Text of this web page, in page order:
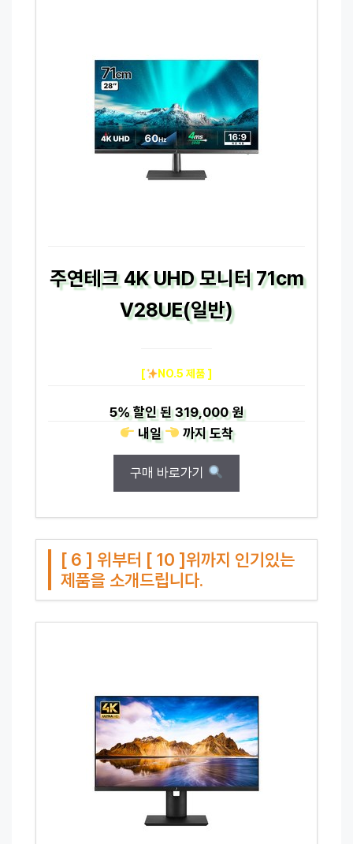
주연테크 4K UHD 모니터 71cm
V28UE(일반)
[ NO.5 제품 ]
5%할인 된319,000 원
내일
까지도착
구매 바로가기
[ 6 ] 위부터 [ 10 ]위까지 인기있는
제품을 소개드립니다.